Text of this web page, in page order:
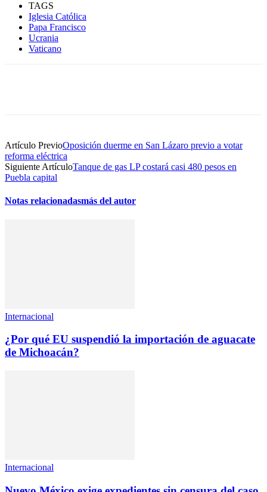
TAGS
Iglesia Católica
Papa Francisco
Ucrania
Vaticano
Artículo PrevioOposición duerme en San Lázaro previo a votar
reforma eléctrica
Siguiente ArtículoTanque de gas LP costará casi 480 pesos en
Puebla capital
Notas relacionadasmás del autor
Internacional
¿Por qué EU suspendió la importación de aguacate
de Michoacán?
Internacional